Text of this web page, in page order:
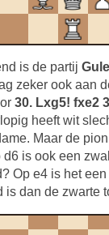
is de partij
zeker ook aan
30. Lxg5! fxe2
heeft wit
Maar de
is ook een
Op e4 is het
is dan de zwarte